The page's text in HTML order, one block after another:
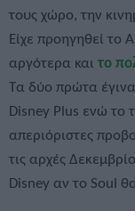
τους χώρο, την
Είχε προηγηθεί το
αργότερα και το
Τα δύο πρώτα
Disney Plus ενώ το
απεριόριστες
τις αρχές
Disney αν το Soul